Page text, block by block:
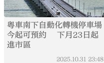
粵車南下自動化轉機停車場
今起可預約 下月23日起
進市區
2025.10.31 23:48